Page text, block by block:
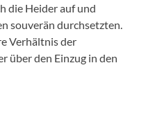
die Heider auf und
souverän durchsetzten.
Verhältnis der
über den Einzug in den